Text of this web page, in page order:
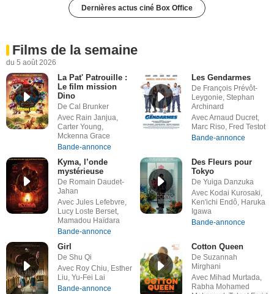
Dernières actus ciné Box Office
Films de la semaine
du 5 août 2026
La Pat' Patrouille :
Le film mission
Dino
De Cal Brunker
Avec Rain Janjua,
Carter Young,
Mckenna Grace
Bande-annonce
Les Gendarmes
De François Prévôt-
Leygonie, Stephan
Archinard
Avec Arnaud Ducret,
Marc Riso, Fred Testot
Bande-annonce
Kyma, l’onde
mystérieuse
De Romain Daudet-
Jahan
Avec Jules Lefebvre,
Lucy Loste Berset,
Mamadou Haïdara
Bande-annonce
Des Fleurs pour
Tokyo
De Yuiga Danzuka
Avec Kodai Kurosaki,
Ken'ichi Endô, Haruka
Igawa
Bande-annonce
Girl
De Shu Qi
Avec Roy Chiu, Esther
Liu, Yu-Fei Lai
Bande-annonce
Cotton Queen
De Suzannah
Mirghani
Avec Mihad Murtada,
Rabha Mohamed